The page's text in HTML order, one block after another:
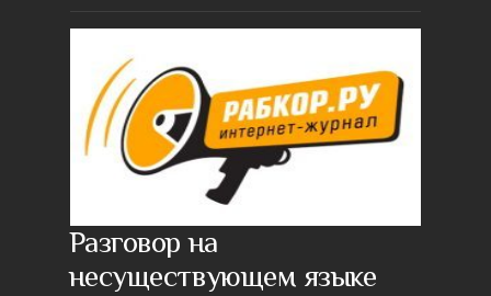
Разговор на
несуществующем языке